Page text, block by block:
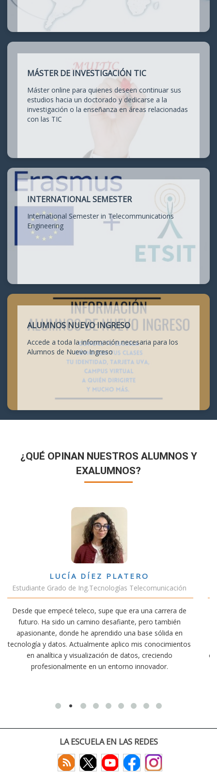
MÁSTER DE INVESTIGACIÓN TIC
Máster online para quienes deseen continuar sus
estudios hacia un doctorado y dedicarse a la
investigación o la enseñanza en áreas relacionadas
con las TIC
INTERNATIONAL SEMESTER
International Semester in Telecommunications
Engineering
ALUMNOS NUEVO INGRESO
Accede a toda la información necesaria para los
Alumnos de Nuevo Ingreso
¿QUÉ OPINAN NUESTROS ALUMNOS Y
EXALUMNOS?
de
en
VÍCTOR SÁNCHEZ VALENCIA
Estudiante Doble Grado Teleco-ADE
Estudiar teleco me ha permitido comprender
conectividad afecta nuestra vida diaria. Aunque la
exige esfuerzo, he dedicado parte de mi tiempo a
actividades como el salvamento y socorrismo.
convencido de que elegir teleco ha sido una de las
decisiones que he tomado.
LA ESCUELA EN LAS REDES